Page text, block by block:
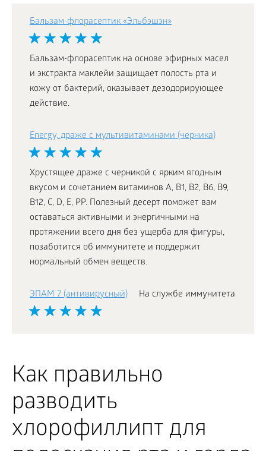
Бальзам-флорасептик «Эльбэшэн»
Бальзам-флорасептик на основе эфирных масел
и экстракта маклейи защищает полость рта и
кожу от бактерий, оказывает дезодорирующее
действие.
Energy, драже с мультивитаминами (черника)
Хрустящее драже с черникой с ярким ягодным
вкусом и сочетанием витаминов А, В1, В2, В6, В9,
В12, С, D, Е, РР. Полезный десерт поможет вам
оставаться активными и энергичными на
протяжении всего дня без ущерба для фигуры,
позаботится об иммунитете и поддержит
нормальный обмен веществ.
ЭПАМ 7 (антивирусный) На службе иммунитета
Как правильно
разводить
хлорофиллипт для